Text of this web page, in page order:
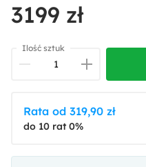
Kronos 29
Kronos 07
3199 zł
Ilość sztuk
Rata od 319,90 zł
do 10 rat 0%